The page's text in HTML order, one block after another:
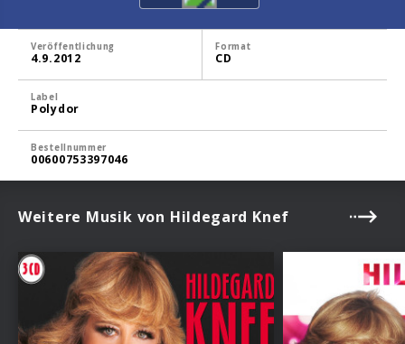
Veröffentlichung
4.9.2012
Format
CD
Label
Polydor
Bestellnummer
00600753397046
Weitere Musik von Hildegard Knef